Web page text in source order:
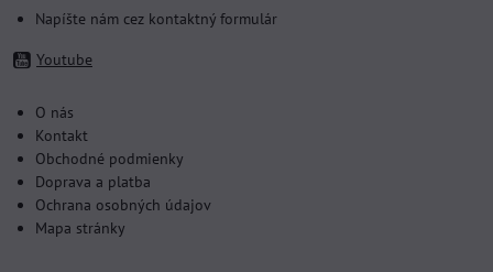
Napíšte nám cez kontaktný formulár
Youtube
O nás
Kontakt
Obchodné podmienky
Doprava a platba
Ochrana osobných údajov
Mapa stránky